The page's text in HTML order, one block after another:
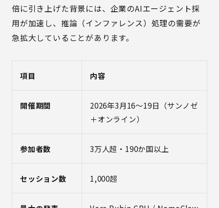
倍に引き上げた背景には、企業のAIエージェント採
用が加速し、推論（インファレンス）処理の需要が
急拡大していることがあります。
項目 内容
開催期間
2026年3月16〜19日（サンノゼ
＋オンライン）
参加者数 3万人超・190か国以上
セッション数 1,000超